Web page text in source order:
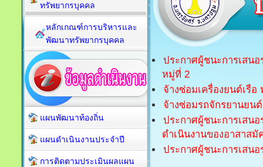
ประกาศผู้ชนะการเสน
หมู่ที่ 2
จ้างซ่อมเครื่องยนต์เรื
จ้างซ่อมรถจักรยานยน
ประกาศผู้ชนะการเสน
ดำเนินงานของอาสาสมั
ประกาศผู้ชนะการเสน
ทรัพยากรบุคคล
หลักเกณฑ์การบริหารและ
พัฒนาทรัพยากรบุคคล
แผนพัฒนาท้องถิ่น
แผนดำเนินงานประจำปี
การติดตามประเมินผลแผน